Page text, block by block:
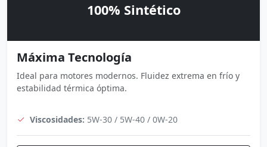
100% Sintético
Máxima Tecnología
Ideal para motores modernos. Fluidez extrema en frío y
estabilidad térmica óptima.
Viscosidades: 5W-30 / 5W-40 / 0W-20